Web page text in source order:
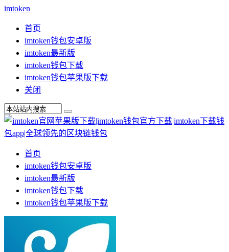
imtoken
首页
imtoken钱包安卓版
imtoken最新版
imtoken钱包下载
imtoken钱包苹果版下载
关闭
首页
imtoken钱包安卓版
imtoken最新版
imtoken钱包下载
imtoken钱包苹果版下载